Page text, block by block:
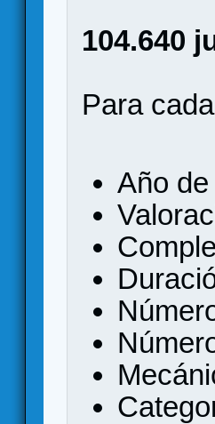
104.640
Para
Año